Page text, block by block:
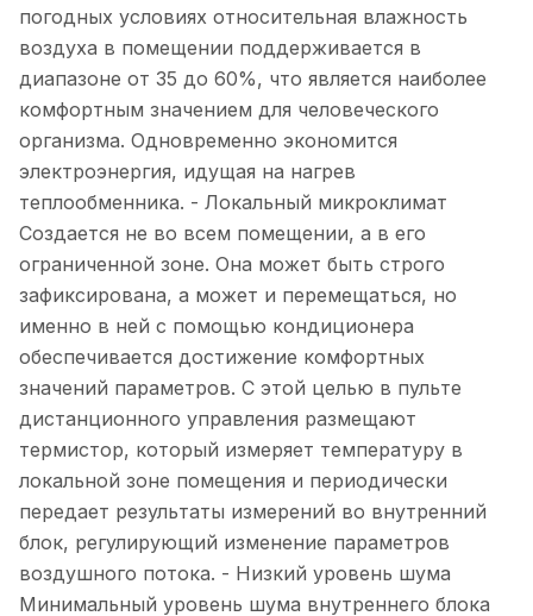
погодных условиях относительная влажность
воздуха в помещении поддерживается в
диапазоне от 35 до 60%, что является наиболее
комфортным значением для человеческого
организма. Одновременно экономится
электроэнергия, идущая на нагрев
теплообменника. - Локальный микроклимат
Создается не во всем помещении, а в его
ограниченной зоне. Она может быть строго
зафиксирована, а может и перемещаться, но
именно в ней с помощью кондиционера
обеспечивается достижение комфортных
значений параметров. С этой целью в пульте
дистанционного управления размещают
термистор, который измеряет температуру в
локальной зоне помещения и периодически
передает результаты измерений во внутренний
блок, регулирующий изменение параметров
воздушного потока. - Низкий уровень шума
Минимальный уровень шума внутреннего блока